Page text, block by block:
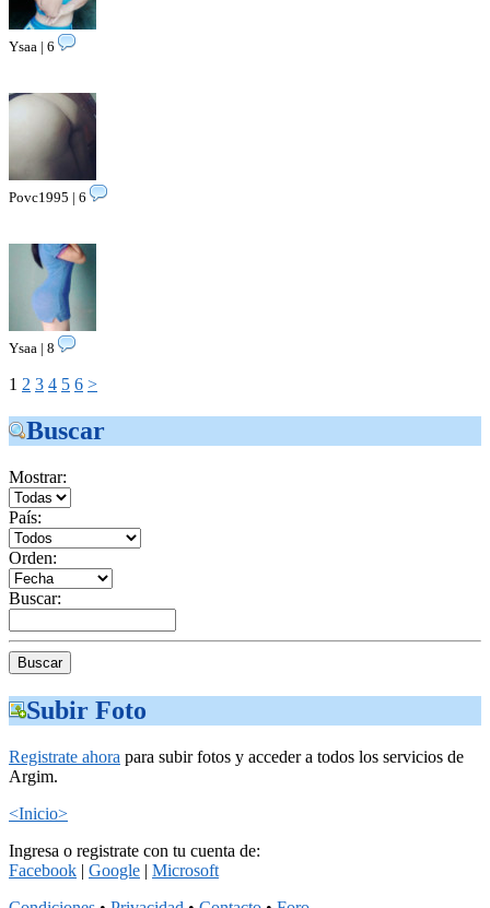
Ysaa | 6
Povc1995 | 6
Ysaa | 8
1 2 3 4 5 6 >
Buscar
Mostrar:
País:
Orden:
Buscar:
Subir Foto
Registrate ahora para subir fotos y acceder a todos los servicios de
Argim.
<Inicio>
Ingresa o registrate con tu cuenta de:
Facebook | Google | Microsoft